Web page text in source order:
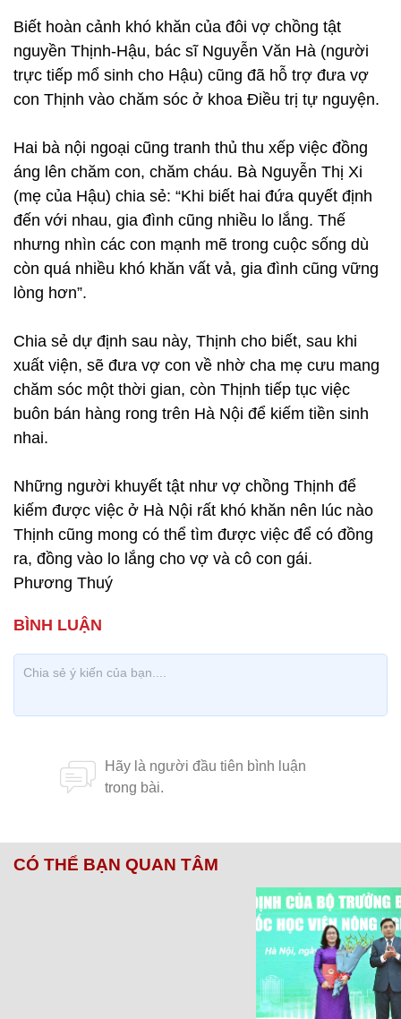
Biết hoàn cảnh khó khăn của đôi vợ chồng tật
nguyền Thịnh-Hậu, bác sĩ Nguyễn Văn Hà (người
trực tiếp mổ sinh cho Hậu) cũng đã hỗ trợ đưa vợ
con Thịnh vào chăm sóc ở khoa Điều trị tự nguyện.
Hai bà nội ngoại cũng tranh thủ thu xếp việc đồng
áng lên chăm con, chăm cháu. Bà Nguyễn Thị Xi
(mẹ của Hậu) chia sẻ: “Khi biết hai đứa quyết định
đến với nhau, gia đình cũng nhiều lo lắng. Thế
nhưng nhìn các con mạnh mẽ trong cuộc sống dù
còn quá nhiều khó khăn vất vả, gia đình cũng vững
lòng hơn”.
Chia sẻ dự định sau này, Thịnh cho biết, sau khi
xuất viện, sẽ đưa vợ con về nhờ cha mẹ cưu mang
chăm sóc một thời gian, còn Thịnh tiếp tục việc
buôn bán hàng rong trên Hà Nội để kiếm tiền sinh
nhai.
Những người khuyết tật như vợ chồng Thịnh để
kiếm được việc ở Hà Nội rất khó khăn nên lúc nào
Thịnh cũng mong có thể tìm được việc để có đồng
ra, đồng vào lo lắng cho vợ và cô con gái.
Phương Thuý
CÓ THỂ BẠN QUAN TÂM